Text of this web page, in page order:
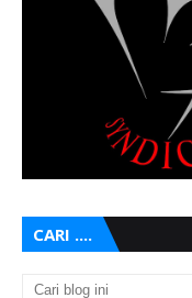
CARI ....